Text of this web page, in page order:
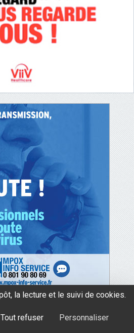
la lecture et le suivi de cookies.
Tout refuser Personnaliser